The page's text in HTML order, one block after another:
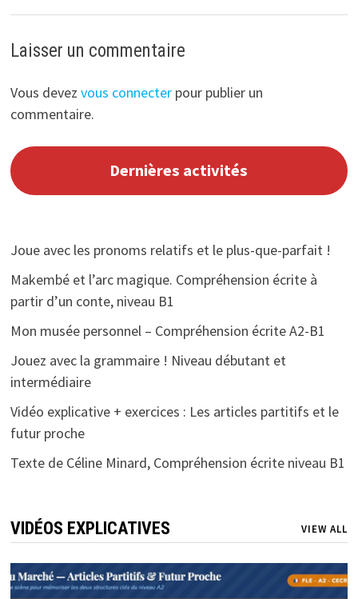
Laisser un commentaire
Vous devez vous connecterpour publier un
commentaire.
Dernières activités
Joue avec les pronoms relatifs et le plus-que-parfait !
Makembé et l’arc magique. Compréhension écrite à
partir d’un conte, niveau B1
Mon musée personnel – Compréhension écrite A2-B1
Jouez avec la grammaire ! Niveau débutant et
intermédiaire
Vidéo explicative + exercices : Les articles partitifs et le
futur proche
Texte de Céline Minard, Compréhension écrite niveau B1
VIDÉOS EXPLICATIVES VIEW ALL